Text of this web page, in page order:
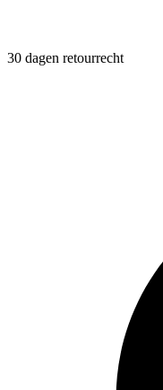
30 dagen retourrecht